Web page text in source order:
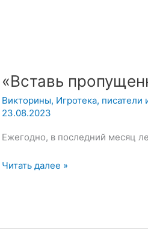
«Вставь
Викторины, Игротека, писатели
23.08.2023
Ежегодно, в последний месяц
слово»
Читать далее »